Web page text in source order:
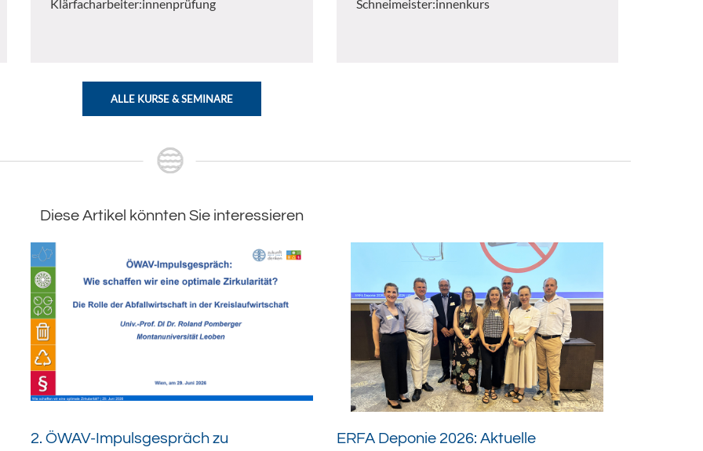
Klärfacharbeiter:innenprüfung Schneimeister:innenkurs
ALLE KURSE & SEMINARE
Diese Artikel könnten Sie interessieren
2. ÖWAV-Impulsgespräch zu
ERFA Deponie 2026: Aktuelle